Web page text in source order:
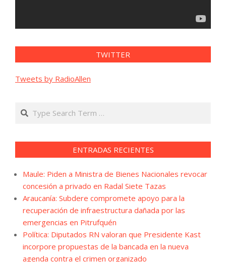
TWITTER
Tweets by RadioAllen
Search
ENTRADAS RECIENTES
Maule: Piden a Ministra de Bienes Nacionales revocar
concesión a privado en Radal Siete Tazas
Araucanía: Subdere compromete apoyo para la
recuperación de infraestructura dañada por las
emergencias en Pitrufquén
Política: Diputados RN valoran que Presidente Kast
incorpore propuestas de la bancada en la nueva
agenda contra el crimen organizado